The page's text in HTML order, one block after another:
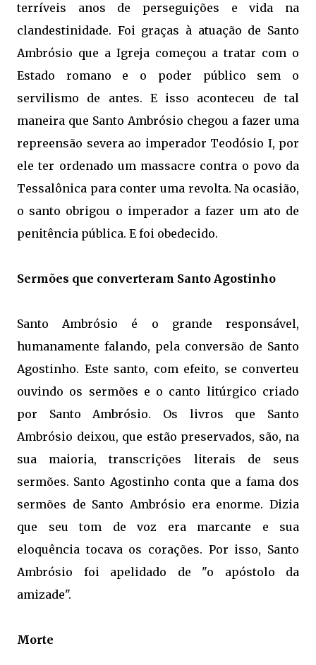
terríveis anos de perseguições e vida na
clandestinidade. Foi graças à atuação de Santo
Ambrósio que a Igreja começou a tratar com o
Estado romano e o poder público sem o
servilismo de antes. E isso aconteceu de tal
maneira que Santo Ambrósio chegou a fazer uma
repreensão severa ao imperador Teodósio I, por
ele ter ordenado um massacre contra o povo da
Tessalônica para conter uma revolta. Na ocasião,
o santo obrigou o imperador a fazer um ato de
penitência pública. E foi obedecido.
Sermões que converteram Santo Agostinho
Santo Ambrósio é o grande responsável,
humanamente falando, pela conversão de Santo
Agostinho. Este santo, com efeito, se converteu
ouvindo os sermões e o canto litúrgico criado
por Santo Ambrósio. Os livros que Santo
Ambrósio deixou, que estão preservados, são, na
sua maioria, transcrições literais de seus
sermões. Santo Agostinho conta que a fama dos
sermões de Santo Ambrósio era enorme. Dizia
que seu tom de voz era marcante e sua
eloquência tocava os corações. Por isso, Santo
Ambrósio foi apelidado de "o apóstolo da
amizade".
Morte